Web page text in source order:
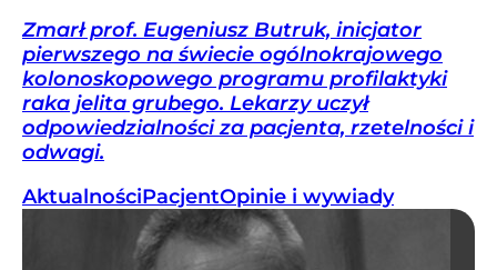
Zmarł prof. Eugeniusz Butruk, inicjator
pierwszego na świecie ogólnokrajowego
kolonoskopowego programu profilaktyki
raka jelita grubego. Lekarzy uczył
odpowiedzialności za pacjenta, rzetelności i
odwagi.
AktualnościPacjentOpinie i wywiady